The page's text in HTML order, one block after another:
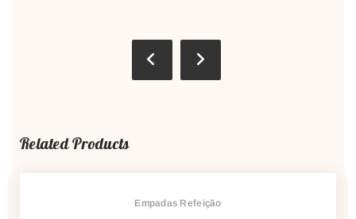
Related Products
Empadas Refeição